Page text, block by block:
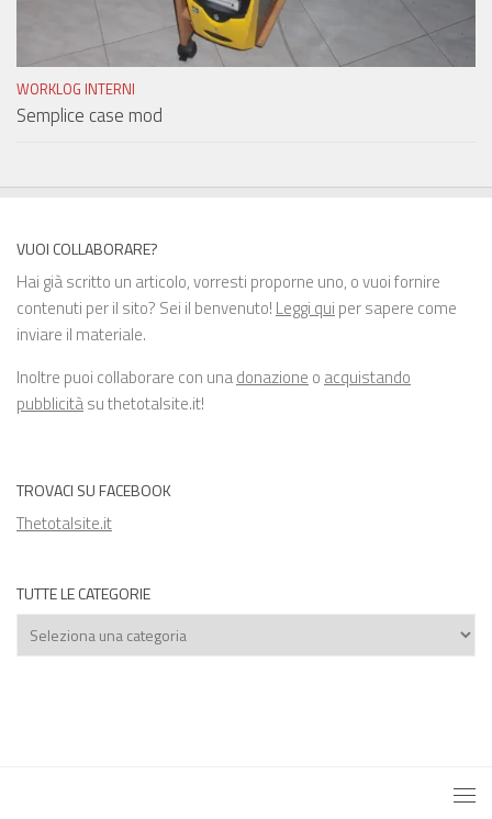
WORKLOG INTERNI
Semplice case mod
VUOI COLLABORARE?
Hai già scritto un articolo, vorresti proporne uno, o vuoi fornire
contenuti per il sito? Sei il benvenuto! Leggi qui per sapere come
inviare il materiale.
Inoltre puoi collaborare con unadonazione o acquistando
pubblicitàsu thetotalsite.it!
TROVACI SU FACEBOOK
Thetotalsite.it
TUTTE LE CATEGORIE
Tutte
le